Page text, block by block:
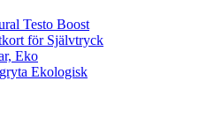
Testo Boost
för Självtryck
Eko
Ekologisk